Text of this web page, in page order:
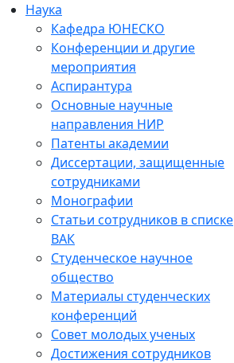
Наука
Кафедра ЮНЕСКО
Конференции и другие
мероприятия
Аспирантура
Основные научные
направления НИР
Патенты академии
Диссертации, защищенные
сотрудниками
Монографии
Статьи сотрудников в списке
ВАК
Студенческое научное
общество
Материалы студенческих
конференций
Совет молодых ученых
Достижения сотрудников